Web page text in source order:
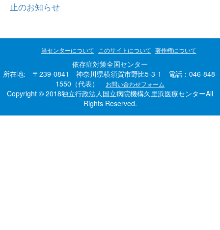
止のお知らせ
当センターについて このサイトについて 著作権について
依存症対策全国センター
所在地: 〒239-0841 神奈川県横須賀市野比5-3-1 電話：046-848-
1550（代表）
お問い合わせフォーム
Copyright © 2018独立行政法人国立病院機構久里浜医療センターAll
Rights Reserved.